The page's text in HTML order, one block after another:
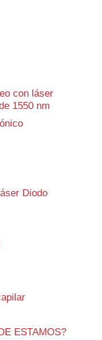
con láser
1550 nm
Diodo
ESTAMOS?